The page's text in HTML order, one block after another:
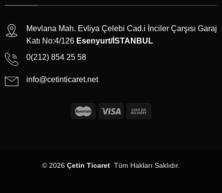
Mevlana Mah. Evliya Çelebi Cad.i İnciler Çarşısı Garaj
Katı No:4/126 Esenyurt/İSTANBUL
0(212) 854 25 58
info@cetinticaret.net
© 2026 Çetin Ticaret Tüm Hakları Saklıdır.